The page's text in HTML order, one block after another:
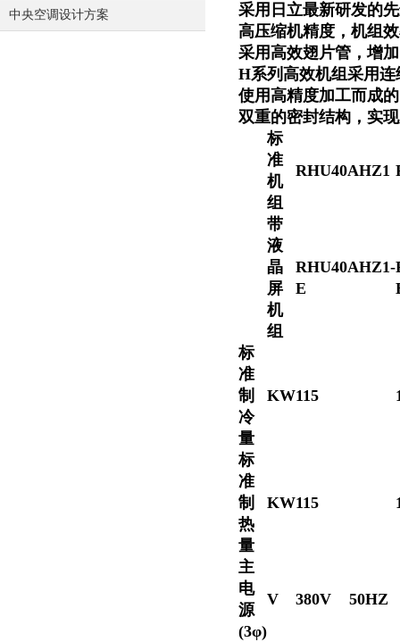
中央空调设计方案
采用日立最新研发的
高压缩机精度，机组
采用高效翅片管，增
H系列高效机组采用
使用高精度加工而成
双重的密封结构，实
标
准
机
组
RHU40AHZ1
带
液
晶
屏
机
组
RHU40AHZ1-
E
标
准
制
冷
量
KW115
标
准
制
热
量
KW115
主
电
源
(3φ)
V 380V 50HZ